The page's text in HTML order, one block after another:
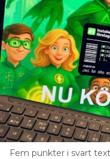
Fem punkter i svart